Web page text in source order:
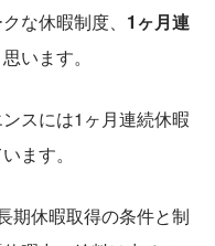
な休暇制度、 1ヶ月連
います。
スには1ヶ月連続休暇
ます。
期休暇取得の条件と制